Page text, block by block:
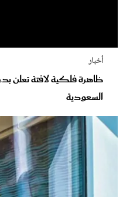
أخبار
ظاهرة فلكية لافتة تعلن
السعودية